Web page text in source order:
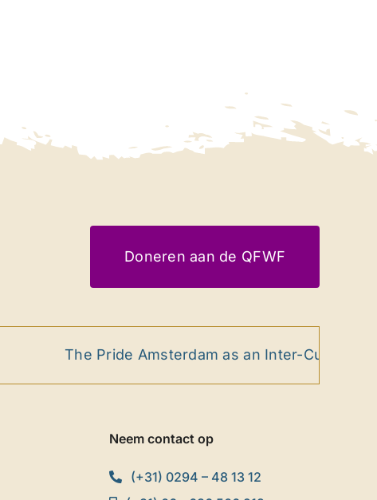
Doneren aan de QFWF
The Pride Amsterdam as an Inter-Cultural
Neem contact op
(+31) 0294 – 48 13 12